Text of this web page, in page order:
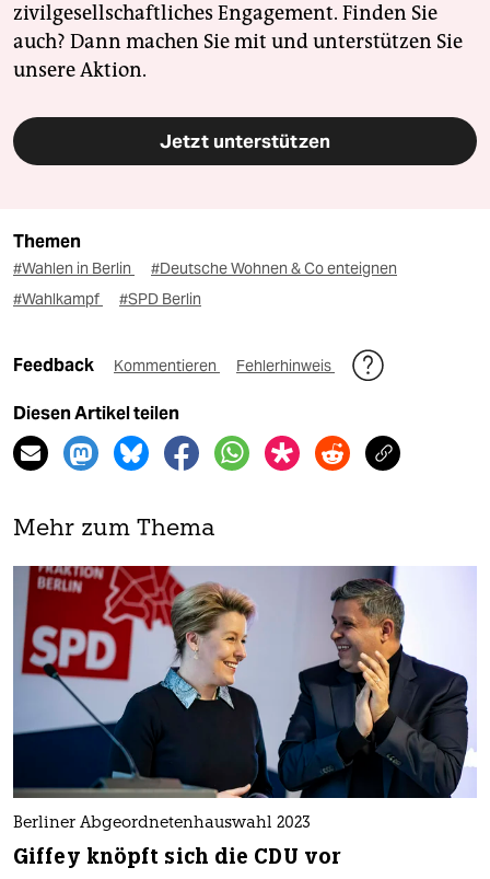
zivilgesellschaftliches Engagement. Finden Sie
auch? Dann machen Sie mit und unterstützen Sie
unsere Aktion.
Jetzt unterstützen
Themen
#Wahlen in Berlin
#Deutsche Wohnen & Co enteignen
#Wahlkampf
#SPD Berlin
Feedback Kommentieren Fehlerhinweis
Diesen Artikel teilen
Mehr zum Thema
Berliner Abgeordnetenhauswahl 2023
Giffey knöpft sich die CDU vor